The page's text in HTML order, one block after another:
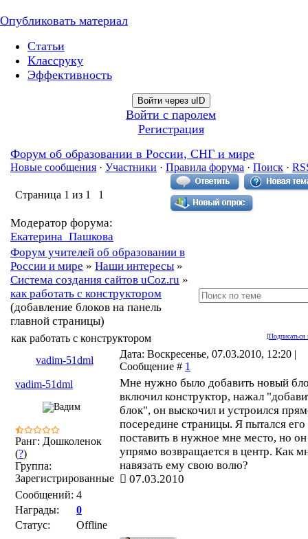
Опубликовать материал
Статьи
Классруку
Эффективность
Войти через uID
Войти с паролем
Регистрация
Форум об образовании в России, СНГ и мире
Новые сообщения · Участники · Правила форума · Поиск ·
Страница 1 из 1 1
Модератор форума:
Екатерина_Пашкова
Форум учителей об образовании в
России и мире » Наши интересы »
Система создания сайтов uCoz.ru »
как работать с конструктором
(добавление блоков на панель
главной страницы)
[Подписаться
как работать с конструктором
vadim-51dml
Дата: Воскресенье, 07.03.2010, 12:20 |
Сообщение # 1
vadim-51dml
Ранг: Дошколенок
(?)
Группа:
Зарегистрированные
Сообщений: 4
Награды:
0
Статус:
Offline
Мне нужно было добавить новый
включил конструктор, нажал
блок", он выскочил и устроился
посередине страницы. Я пытался его
поставить в нужное мне место, но он
упрямо возвращается в центр. Как
навязать ему свою волю?
07.03.2010